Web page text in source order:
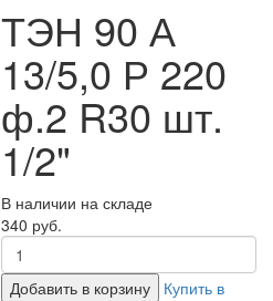
ТЭН 90 А
13/5,0 Р 220
ф.2 R30 шт.
1/2"
В наличии на складе
340 руб.
Добавить в корзину
Купить в